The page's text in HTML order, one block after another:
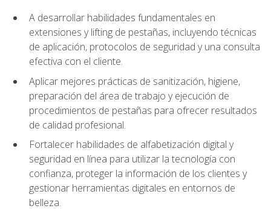
A desarrollar habilidades fundamentales en
extensiones y lifting de pestañas, incluyendo técnicas
de aplicación, protocolos de seguridad y una consulta
efectiva con el cliente.
Aplicar mejores prácticas de sanitización, higiene,
preparación del área de trabajo y ejecución de
procedimientos de pestañas para ofrecer resultados
de calidad profesional.
Fortalecer habilidades de alfabetización digital y
seguridad en línea para utilizar la tecnología con
confianza, proteger la información de los clientes y
gestionar herramientas digitales en entornos de
belleza.